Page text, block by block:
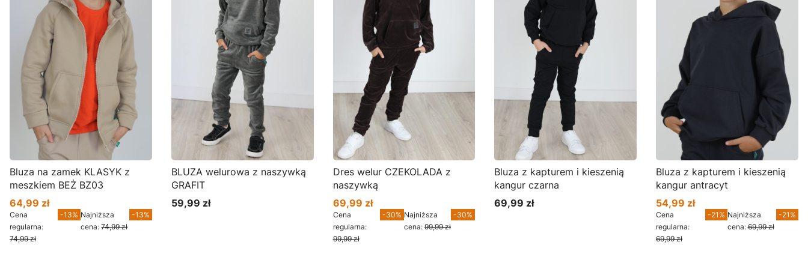
Bluza na zamek KLASYK z
meszkiem BEŻ BZ03
Cena promocyjna
64,99 zł
Cena
regularna:
74,99 zł
-13% Najniższa
cena: 74,99 zł
-13%
BLUZA welurowa z naszywką
GRAFIT
Cena
59,99 zł
Dres welur CZEKOLADA z
naszywką
Cena promocyjna
69,99 zł
Cena
regularna:
99,99 zł
-30% Najniższa
cena: 99,99 zł
-30%
Bluza z kapturem i kieszenią
kangur czarna
Cena
69,99 zł
Bluza z kapturem i kieszenią
kangur antracyt
Cena promocyjna
54,99 zł
Cena
regularna:
69,99 zł
-21% Najniższa
cena: 69,99 zł
-21%